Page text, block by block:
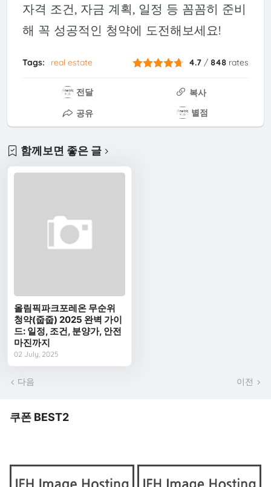
자격 조건, 자금 계획, 일정 등 꼼꼼히 준비
해 꼭 성공적인 청약에 도전해보세요!
Tags: real estate 4.7 / 848 rates
전달
복사
공유
별점
함께보면 좋은 글
올림픽파크포레온 무순위
청약(줍줍) 2025 완벽 가이
드: 일정, 조건, 분양가, 안전
마진까지
02 July, 2025
다음 이전
쿠폰 BEST2